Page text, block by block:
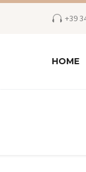
+39
HOME